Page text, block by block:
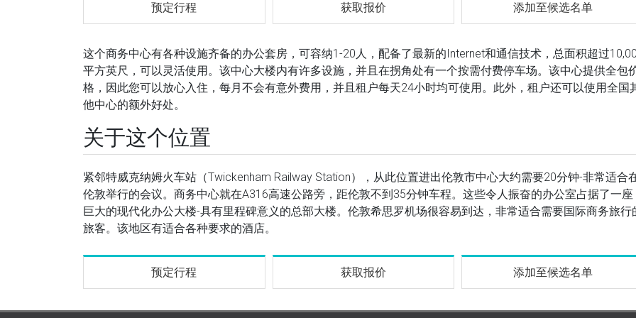
预定行程 获取报价 添加至候选名单
这个商务中心有各种设施齐备的办公套房，可容纳1-20人，配备了最新的Internet和通信技术，总面积超过
平方英尺，可以灵活使用。该中心大楼内有许多设施，并且在拐角处有一个按需付费停车场。该中心提供全包
格，因此您可以放心入住，每月不会有意外费用，并且租户每天24小时均可使用。此外，租户还可以使用全国
他中心的额外好处。
关于这个位置
紧邻特威克纳姆火车站（Twickenham Railway Station），从此位置进出伦敦市中心大约需要20分钟-非常适合
伦敦举行的会议。商务中心就在A316高速公路旁，距伦敦不到35分钟车程。这些令人振奋的办公室占据了一座
巨大的现代化办公大楼-具有里程碑意义的总部大楼。伦敦希思罗机场很容易到达，非常适合需要国际商务旅行
旅客。该地区有适合各种要求的酒店。
预定行程 获取报价 添加至候选名单